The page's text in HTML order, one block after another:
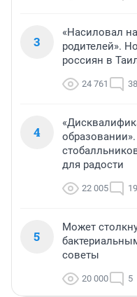
3
«Насиловал
родителей».
россиян в
24 761 38
4
для радости
22 005 19
5
Может
советы
20 000 5